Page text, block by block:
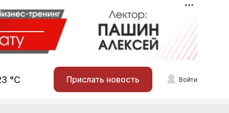
°С Прислать новость Войти